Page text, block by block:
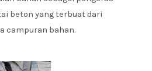
beton yang terbuat dari
campuran bahan.